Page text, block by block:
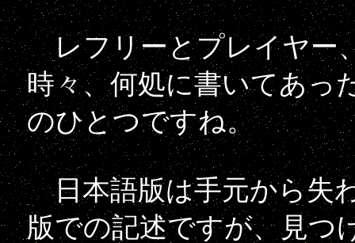
レフリーとプレイヤー
時々、何処に書いてあっ
のひとつですね。
日本語版は手元から失
版での記述ですが、見つ